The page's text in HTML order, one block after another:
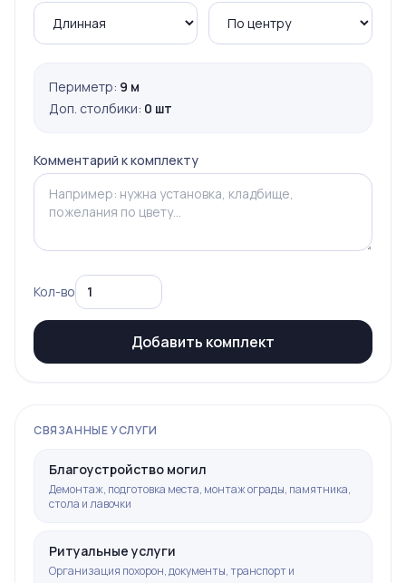
Периметр: 9 м
Доп. столбики: 0 шт
Комментарий к комплекту
Кол-во
Добавить комплект
СВЯЗАННЫЕ УСЛУГИ
Благоустройство могил
Демонтаж, подготовка места, монтаж ограды, памятника,
стола и лавочки
Ритуальные услуги
Организация похорон, документы, транспорт и